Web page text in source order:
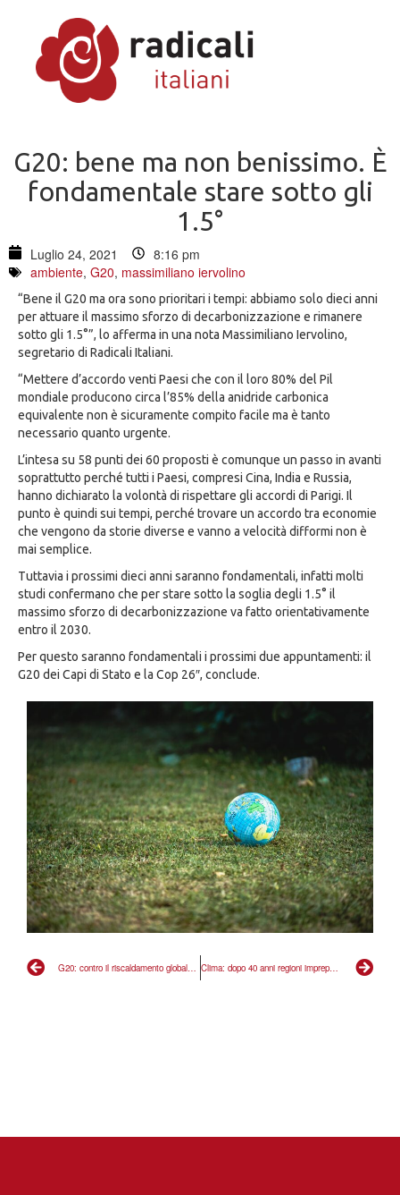
G20: bene ma non benissimo. È
fondamentale stare sotto gli
1.5°
Luglio 24, 2021
8:16 pm
ambiente, G20, massimiliano iervolino
Clima: dopo 40 anni regioni impreparate senza carte geologiche
“Bene il G20 ma ora sono prioritari i tempi: abbiamo solo dieci anni
per attuare il massimo sforzo di decarbonizzazione e rimanere
sotto gli 1.5°”, lo afferma in una nota Massimiliano Iervolino,
segretario di Radicali Italiani.
“Mettere d’accordo venti Paesi che con il loro 80% del Pil
mondiale producono circa l’85% della anidride carbonica
equivalente non è sicuramente compito facile ma è tanto
necessario quanto urgente.
L’intesa su 58 punti dei 60 proposti è comunque un passo in avanti
soprattutto perché tutti i Paesi, compresi Cina, India e Russia,
hanno dichiarato la volontà di rispettare gli accordi di Parigi. Il
punto è quindi sui tempi, perché trovare un accordo tra economie
che vengono da storie diverse e vanno a velocità difformi non è
mai semplice.
Tuttavia i prossimi dieci anni saranno fondamentali, infatti molti
studi confermano che per stare sotto la soglia degli 1.5° il
massimo sforzo di decarbonizzazione va fatto orientativamente
entro il 2030.
Per questo saranno fondamentali i prossimi due appuntamenti: il
G20 dei Capi di Stato e la Cop 26″, conclude.